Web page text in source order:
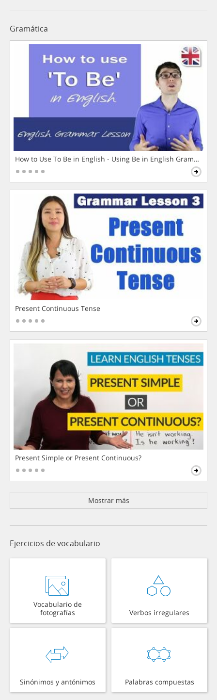
Gramática
How to Use To Be in English - Using Be in English Grammar
Present Continuous Tense
Present Simple or Present Continuous?
Mostrar más
Ejercicios de vocabulario
Vocabulario de
fotografías
Verbos irregulares
Sinónimos y antónimos Palabras compuestas